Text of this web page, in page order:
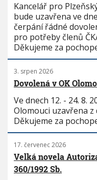
Kancelář pro
bude uzavřena ve
čerpání řádné
pro potřeby členů
Děkujeme za
3. srpen 2026
Dovolená v OK
Ve dnech 12. - 24. 8.
Olomouci uzavřena
Děkujeme za
17. červenec 2026
Velká novela
360/1992 Sb.